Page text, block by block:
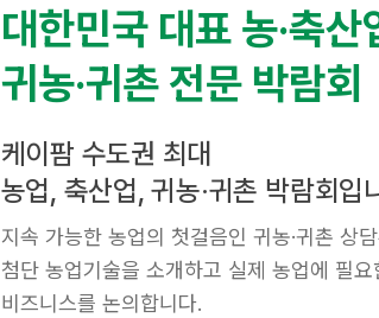
대한민국 대표 농·축산
귀농·귀촌 전문 박람회
케이팜 수도권 최대
농업, 축산업, 귀농·귀촌 박람회입
지속 가능한 농업의 첫걸음인 귀농·귀촌 상
첨단 농업기술을 소개하고 실제 농업에 필
비즈니스를 논의합니다.